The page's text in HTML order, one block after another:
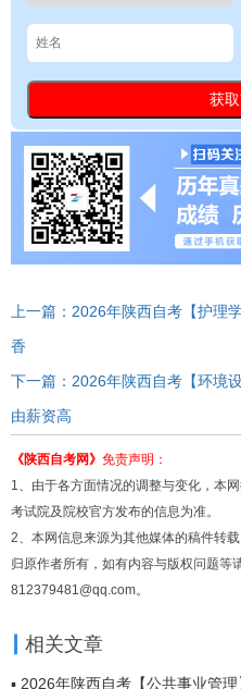
上一篇：2026年陕西自考【护理
香
下一篇：2026年陕西自考【环境
由薪资高
《陕西自考网》 免责声明：
1、由于各方面情况的调整与变化，本
考试院及院校官方发布的信息为准。
2、本网信息来源为其他媒体的稿件转
归原作者所有，如有内容与版权问题等
812379481@qq.com。
相关文章
▪ 2026年陕西自考【公共事业管